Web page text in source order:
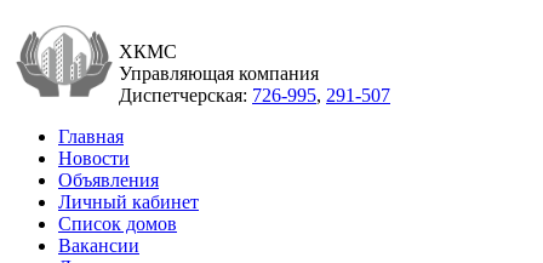
ХКМС
Управляющая компания
Диспетчерская: 726-995, 291-507
Главная
Новости
Объявления
Личный кабинет
Список домов
Вакансии